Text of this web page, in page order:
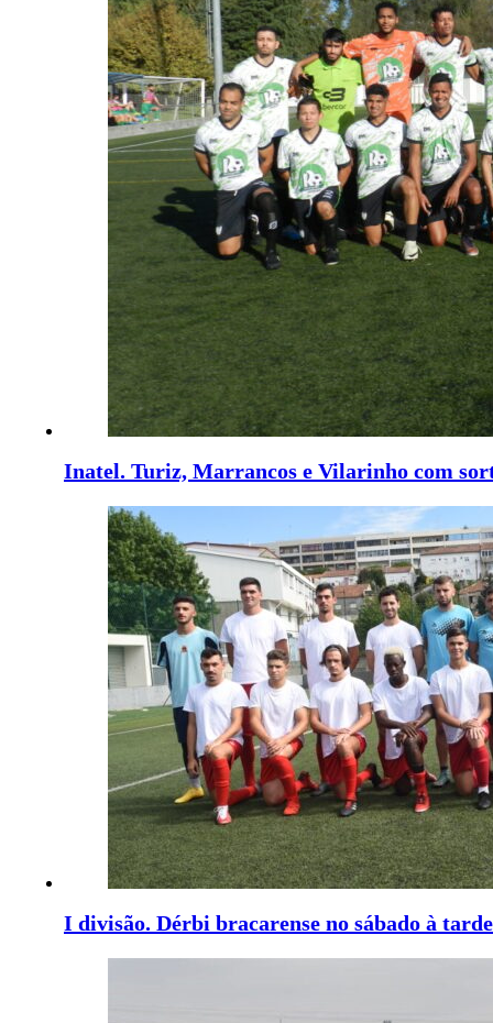
Inatel. Turiz, Marrancos e Vilarinho com
I divisão. Dérbi bracarense no sábado à tarde